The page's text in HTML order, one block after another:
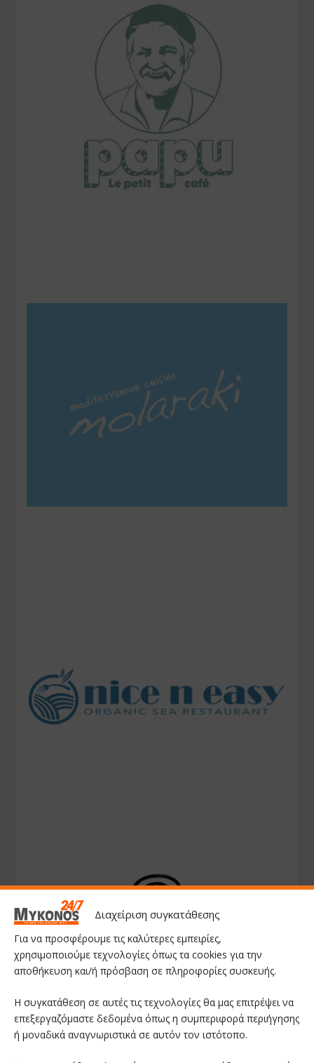
Διαχείριση συγκατάθεσης
Για να προσφέρουμε τις καλύτερες εμπειρίες,
χρησιμοποιούμε τεχνολογίες όπως τα cookies για την
αποθήκευση και/ή πρόσβαση σε πληροφορίες συσκευής.
Η συγκατάθεση σε αυτές τις τεχνολογίες θα μας επιτρέψει να
επεξεργαζόμαστε δεδομένα όπως η συμπεριφορά περιήγησης
ή μοναδικά αναγνωριστικά σε αυτόν τον ιστότοπο.